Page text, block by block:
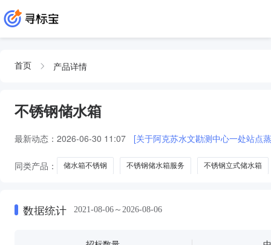
首页 产品详情
不锈钢储水箱
最新动态： 2026-06-30 11:07 [关于阿克苏水文勘测中心一处站点
同类产品： 储水箱不锈钢 不锈钢储水箱服务 不锈钢立式储水箱
数据统计 2021-08-06～2026-08-06